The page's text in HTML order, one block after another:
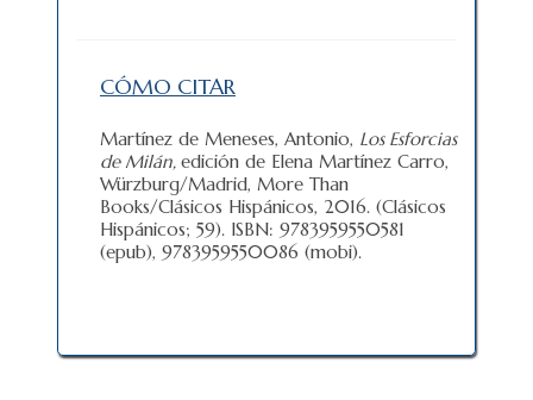
CÓMO CITAR
Martínez de Meneses, Antonio, Los Esforcias
de Milán, edición de Elena Martínez Carro,
Würzburg/Madrid, More Than
Books/Clásicos Hispánicos, 2016. (Clásicos
Hispánicos; 59). ISBN: 9783959550581
(epub), 9783959550086 (mobi).